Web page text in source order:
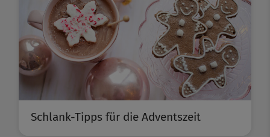
Schlank-Tipps für die Adventszeit